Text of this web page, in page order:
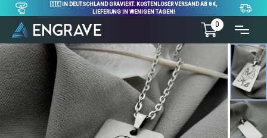
🇩🇪 IN DEUTSCHLAND GRAVIERT. KOSTENLOSER VERSAND AB 8 €,
LIEFERUNG IN WENIGEN TAGEN!
0